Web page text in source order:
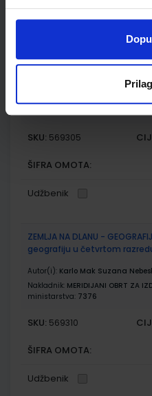
Udžbenik
učenike četvrtih razreda
Habuš Barić Tominac
SKU: 569305
ŠIFRA OMOTA:
Udžbenik
ZEMLJA NA DLANU -
geografiju u četvrtom
Autor(i): Karlo Mak Suzana
Nakladnik: MERIDIJANI OBRT ZA
ministarstva: 7376
SKU: 569310
ŠIFRA OMOTA:
Udžbenik